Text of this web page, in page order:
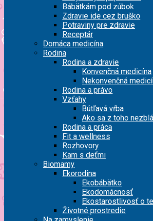
Bábätkám pod zúbok
Zdravie ide cez bruško
Potraviny pre zdravie
Receptár
Domáca medicína
Rodina
Rodina a zdravie
Konvenčná medicína
Nekonvenčná
Rodina a právo
Vzťahy
Bútľavá vŕba
Ako sa z toho
Rodina a práca
Fit a wellness
Rozhovory
Kam s deťmi
Biomamy
Ekorodina
Ekobábätko
Ekodomácnosť
Ekostarostlivosť o
Životné prostredie